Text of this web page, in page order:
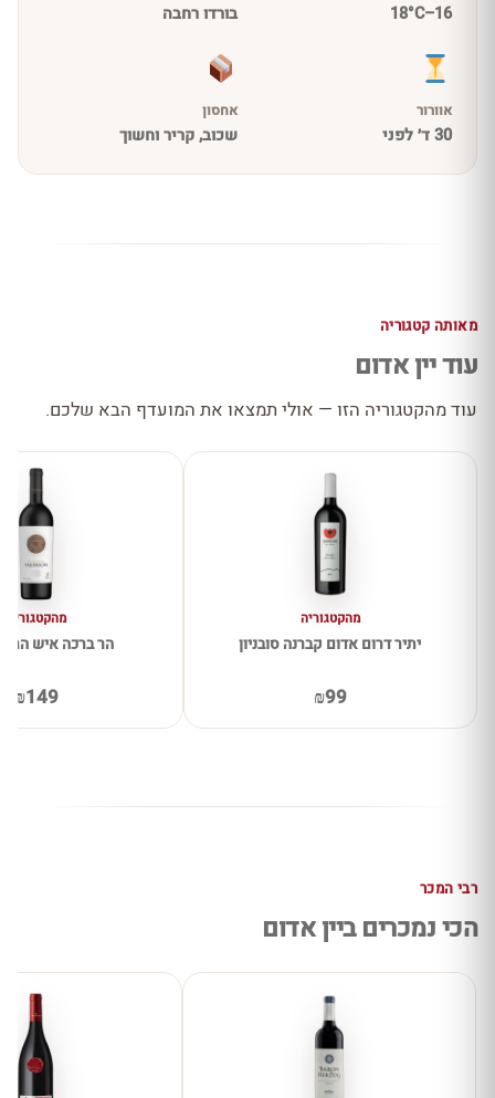
16–18°C בורדו רחבה
אוורור
30 ד׳ לפני
אחסון
שכוב, קריר וחשוך
מאותה קטגוריה
עוד יין אדום
עוד מהקטגוריה הזו — אולי תמצאו את המועדף הבא שלכם.
מהקטגוריה
יתיר דרום אדום קברנה סובניון
₪99
מהקטגוריה
הר ברכה איש
₪149
רבי המכר
הכי נמכרים ביין אדום